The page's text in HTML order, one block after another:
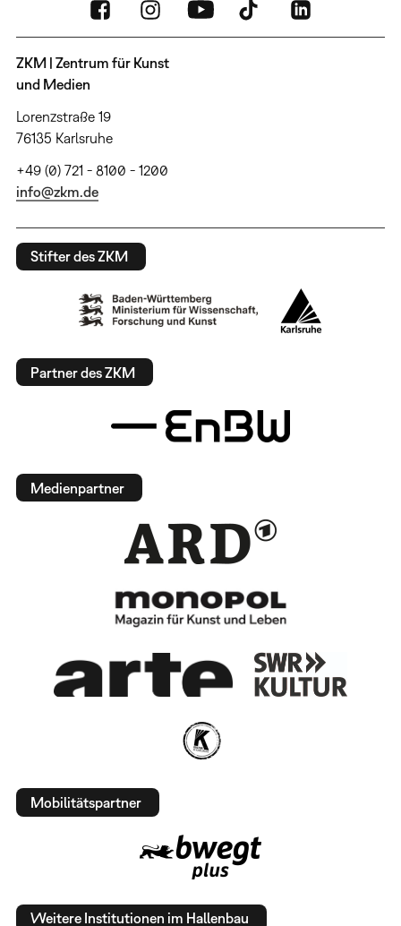
ZKM | Zentrum für Kunst
und Medien
Lorenzstraße 19
76135 Karlsruhe
+49 (0) 721 - 8100 - 1200
info@zkm.de
Stifter des ZKM
Partner des ZKM
Medienpartner
Mobilitätspartner
Weitere Institutionen im Hallenbau